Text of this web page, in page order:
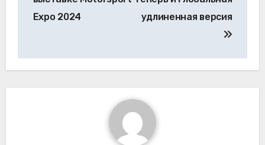
Expo 2024
удлиненная версия